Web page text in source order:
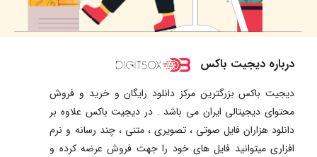
درباره دیجیت باکس
دیجیت باکس بزرگترین مرکز دانلود رایگان و خرید و فروش
محتوای دیجیتالی ایران می باشد . در دیجیت باکس علاوه بر
دانلود هزاران فایل صوتی ، تصویری ، متنی ، چند رسانه و نرم
افزاری میتوانید فایل های خود را جهت فروش عرضه کرده و